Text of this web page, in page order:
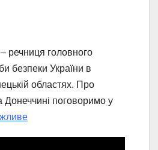
речниця головного
безпеки України в
областях. Про
Донеччині поговоримо у